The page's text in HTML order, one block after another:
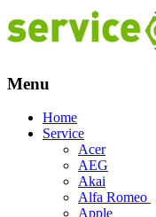
Menu
Skip
Home
Service
Acer
AEG
Akai
Alfa Romeo
Apple